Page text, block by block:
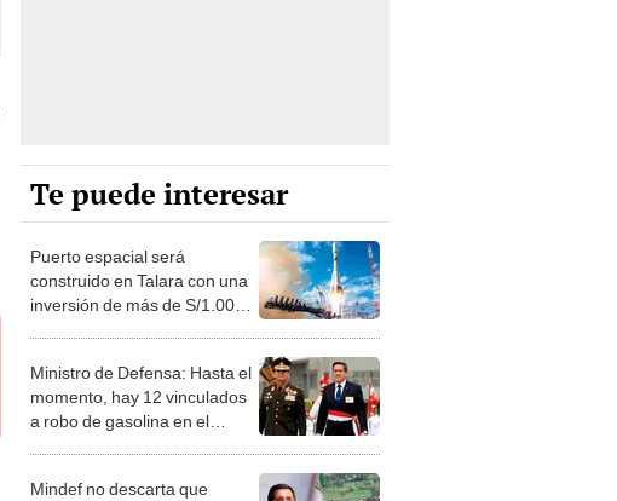
Te puede interesar
Puerto espacial será
construido en Talara con una
inversión de más de S/1.000
Ministro de Defensa: Hasta el
momento, hay 12 vinculados
a robo de gasolina en el
Mindef no descarta que